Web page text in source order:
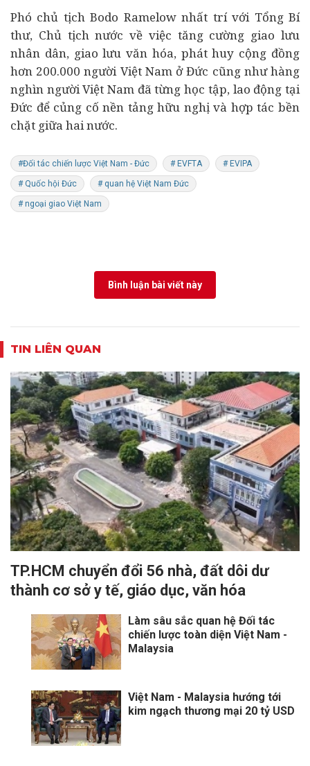
Phó chủ tịch Bodo Ramelow nhất trí với Tổng Bí
thư, Chủ tịch nước về việc tăng cường giao lưu
nhân dân, giao lưu văn hóa, phát huy cộng đồng
hơn 200.000 người Việt Nam ở Đức cũng như hàng
nghìn người Việt Nam đã từng học tập, lao động tại
Đức để củng cố nền tảng hữu nghị và hợp tác bền
chặt giữa hai nước.
#Đối tác chiến lược Việt Nam - Đức # EVFTA # EVIPA
# Quốc hội Đức # quan hệ Việt Nam Đức
# ngoại giao Việt Nam
Bình luận bài viết này
TIN LIÊN QUAN
TP.HCM chuyển đổi 56 nhà, đất dôi dư
thành cơ sở y tế, giáo dục, văn hóa
Làm sâu sắc quan hệ Đối tác
chiến lược toàn diện Việt Nam -
Malaysia
Việt Nam - Malaysia hướng tới
kim ngạch thương mại 20 tỷ USD